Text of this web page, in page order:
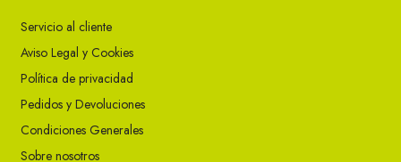
Servicio al cliente
Aviso Legal y Cookies
Política de privacidad
Pedidos y Devoluciones
Condiciones Generales
Sobre nosotros